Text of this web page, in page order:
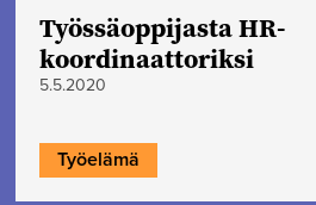
Työssäoppijasta HR-
koordinaattoriksi
5.5.2020
Työelämä